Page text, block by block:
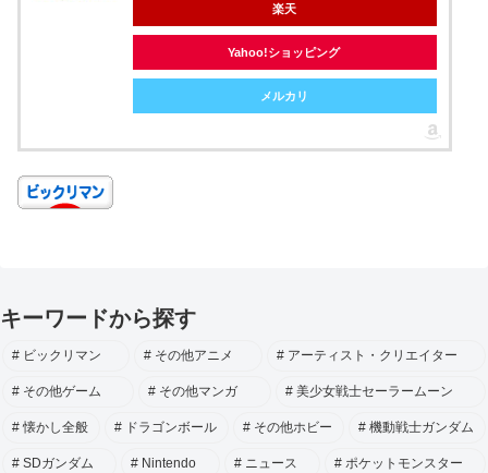
楽天
Yahoo!ショッピング
メルカリ
キーワードから探す
ビックリマン その他アニメ アーティスト・クリエイター
その他ゲーム その他マンガ 美少女戦士セーラームーン
懐かし全般 ドラゴンボール その他ホビー 機動戦士ガンダム
SDガンダム Nintendo ニュース ポケットモンスター